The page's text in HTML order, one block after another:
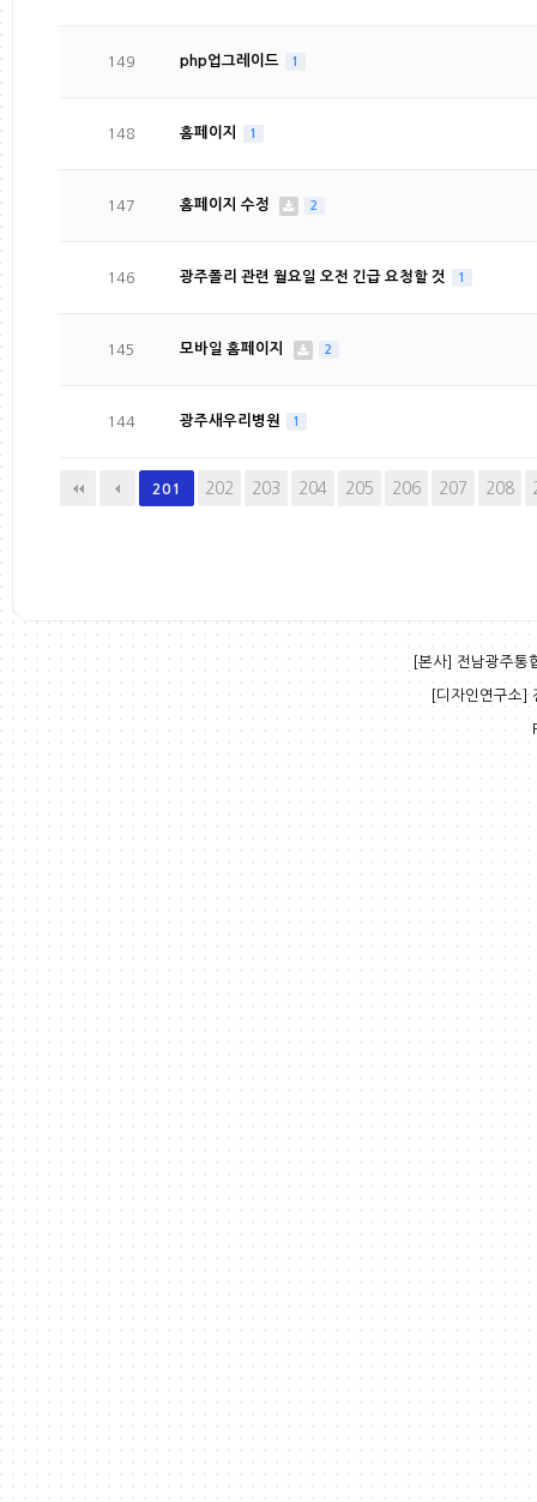
149 php업그레이드 1
148 홈페이지 1
147 홈페이지 수정 2
146 광주폴리 관련 월요일 오전 긴급 요청할 것 1
145 모바일 홈페이지 2
144 광주새우리병원 1
201 202 203 204 205 206 207 208
맨끝
[본사] 전남광주
[디자인연구소]